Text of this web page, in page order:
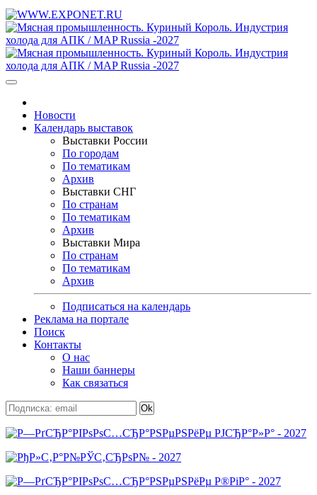
Новости
Календарь выставок
Выставки России
По городам
По тематикам
Архив
Выставки СНГ
По странам
По тематикам
Архив
Выставки Мира
По странам
По тематикам
Архив
Подписаться на календарь
Реклама на портале
Поиск
Контакты
О нас
Наши баннеры
Как связаться